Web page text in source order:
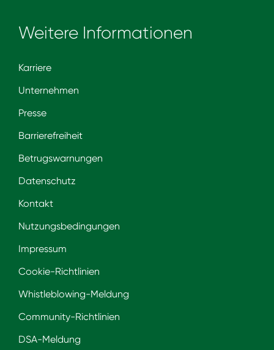
Weitere Informationen
Karriere
Unternehmen
Presse
Barrierefreiheit
Betrugswarnungen
Datenschutz
Kontakt
Nutzungsbedingungen
Impressum
Cookie-Richtlinien
Whistleblowing-Meldung
Community-Richtlinien
DSA-Meldung